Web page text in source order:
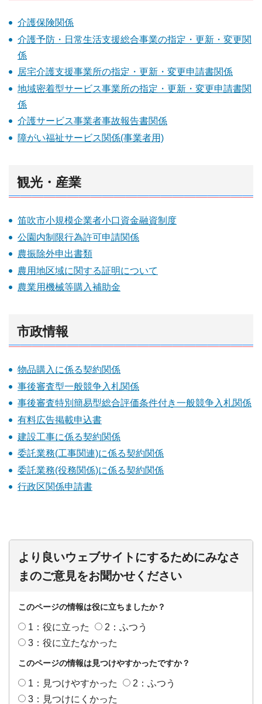
介護保険関係
介護予防・日常生活支援総合事業の指定・更新・変更関
係
居宅介護支援事業所の指定・更新・変更申請書関係
地域密着型サービス事業所の指定・更新・変更申請書関
係
介護サービス事業者事故報告書関係
障がい福祉サービス関係(事業者用)
観光・産業
笛吹市小規模企業者小口資金融資制度
公園内制限行為許可申請関係
農振除外申出書類
農用地区域に関する証明について
農業用機械等購入補助金
市政情報
物品購入に係る契約関係
事後審査型一般競争入札関係
事後審査特別簡易型総合評価条件付き一般競争入札関係
有料広告掲載申込書
建設工事に係る契約関係
委託業務(工事関連)に係る契約関係
委託業務(役務関係)に係る契約関係
行政区関係申請書
より良いウェブサイトにするためにみなさ
まのご意見をお聞かせください
このページの情報は役に立ちましたか？
1：役に立った
2：ふつう
3：役に立たなかった
このページの情報は見つけやすかったですか？
1：見つけやすかった
2：ふつう
3：見つけにくかった